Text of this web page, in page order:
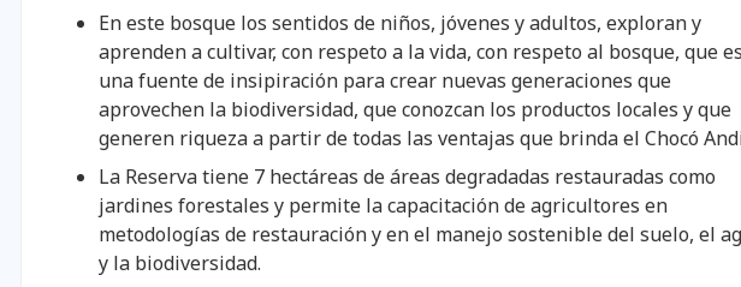
En este bosque los sentidos de niños, jóvenes y adultos, exploran y
aprenden a cultivar, con respeto a la vida, con respeto al bosque, que es
una fuente de insipiración para crear nuevas generaciones que
aprovechen la biodiversidad, que conozcan los productos locales y que
generen riqueza a partir de todas las ventajas que brinda el Chocó
La Reserva tiene 7 hectáreas de áreas degradadas restauradas como
jardines forestales y permite la capacitación de agricultores en
metodologías de restauración y en el manejo sostenible del suelo, el
y la biodiversidad.